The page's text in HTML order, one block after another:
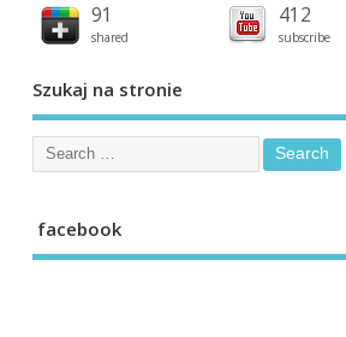
91
shared
412
subscribe
Szukaj na stronie
facebook